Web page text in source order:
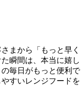
まから「もっと早く
瞬間は、本当に嬉し
毎日がもっと便利で
すいレンジフードを